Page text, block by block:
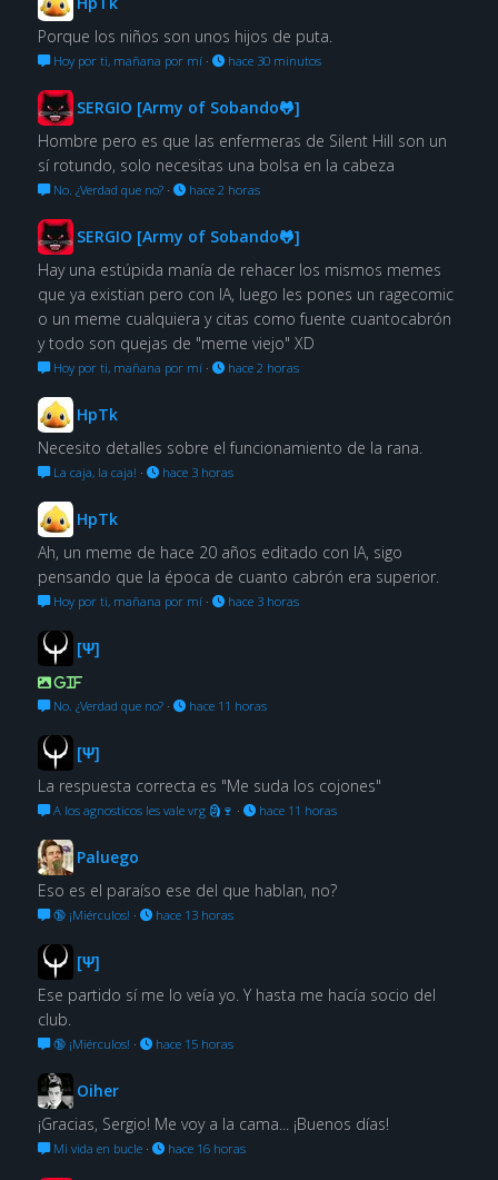
Porque los niños son unos hijos de puta.
Hoy por ti, mañana por mí· hace 30 minutos
SERGIO [Army of Sobando🐸]
Hombre pero es que las enfermeras de Silent Hill son un
sí rotundo, solo necesitas una bolsa en la cabeza
No. ¿Verdad que no?· hace 2 horas
SERGIO [Army of Sobando🐸]
Hay una estúpida manía de rehacer los mismos memes
que ya existian pero con IA, luego les pones un ragecomic
o un meme cualquiera y citas como fuente cuantocabrón
y todo son quejas de "meme viejo" XD
Hoy por ti, mañana por mí· hace 2 horas
HpTk
Necesito detalles sobre el funcionamiento de la rana.
La caja, la caja! · hace 3 horas
HpTk
Ah, un meme de hace 20 años editado con IA, sigo
pensando que la época de cuanto cabrón era superior.
Hoy por ti, mañana por mí· hace 3 horas
[Ψ]
GIF
No. ¿Verdad que no?· hace 11 horas
[Ψ]
La respuesta correcta es "Me suda los cojones"
A los agnosticos les vale vrg 🗿🍷 · hace 11 horas
Paluego
Eso es el paraíso ese del que hablan, no?
🔞 ¡Miérculos! · hace 13 horas
[Ψ]
Ese partido sí me lo veía yo. Y hasta me hacía socio del
club.
🔞 ¡Miérculos! · hace 15 horas
Oiher
¡Gracias, Sergio! Me voy a la cama... ¡Buenos días!
Mi vida en bucle· hace 16 horas